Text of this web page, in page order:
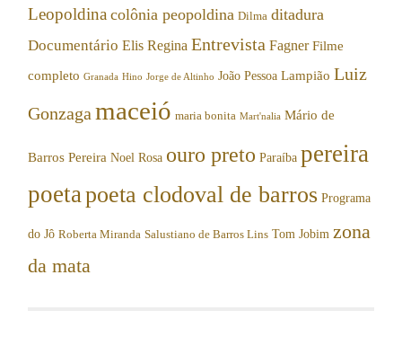
Leopoldina colônia peopoldina Dilma ditadura
Documentário Elis Regina Entrevista Fagner Filme
completo Granada Hino Jorge de Altinho João Pessoa Lampião Luiz
Gonzaga maceió maria bonita Mart'nalia Mário de
Barros Pereira Noel Rosa ouro preto Paraíba pereira
poetapoeta clodoval de barros Programa
do Jô Roberta Miranda Salustiano de Barros Lins Tom Jobim zona
da mata